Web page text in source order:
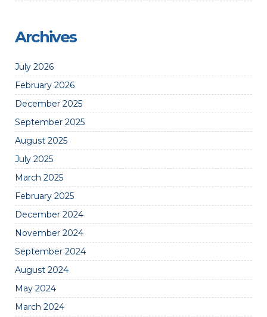
Archives
July 2026
February 2026
December 2025
September 2025
August 2025
July 2025
March 2025
February 2025
December 2024
November 2024
September 2024
August 2024
May 2024
March 2024